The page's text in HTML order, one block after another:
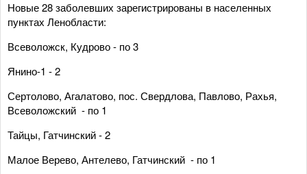
Новые 28 заболевших зарегистрированы в населенных
пунктах Ленобласти:
Всеволожск, Кудрово - по 3
Янино-1 - 2
Сертолово, Агалатово, пос. Свердлова, Павлово, Рахья,
Всеволожский - по 1
Тайцы, Гатчинский - 2
Малое Верево, Антелево, Гатчинский - по 1